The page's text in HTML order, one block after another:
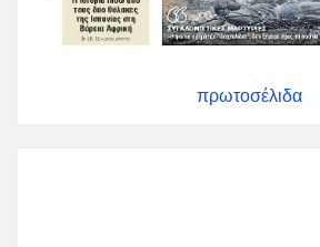
πρωτοσέλιδα